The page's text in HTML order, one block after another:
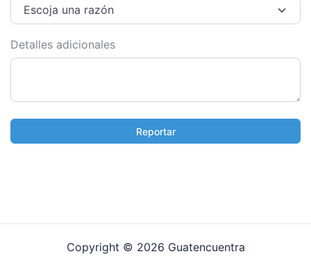
Escoja una razón
Detalles adicionales
Reportar
Copyright © 2026 Guatencuentra